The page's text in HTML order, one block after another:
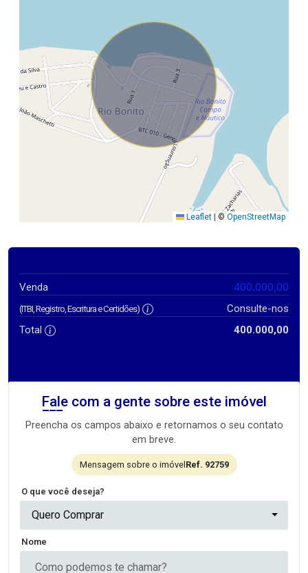
Leaflet ©OpenStreetMap
Venda 400.000,00
(ITBI, Registro, Escritura e Certidões)
Consulte-nos
Total
400.000,00
Fale com a gente sobre este imóvel
Preencha os campos abaixo e retornamos o seu contato
em breve.
Mensagem sobre o imóvel Ref. 92759
O que você deseja?
Quero Comprar
Nome